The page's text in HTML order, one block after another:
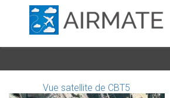
Vue satellite de CBT5